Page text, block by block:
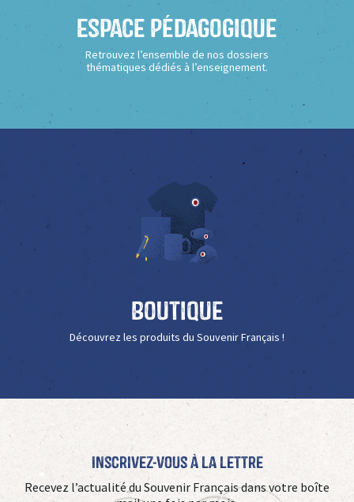
Espace Pédagogique
Retrouvez l’ensemble de nos dossiers
thématiques dédiés à l’enseignement.
Boutique
Découvrez les produits du Souvenir Français !
Inscrivez-vous à La Lettre
Recevez l’actualité du Souvenir Français dans votre boîte